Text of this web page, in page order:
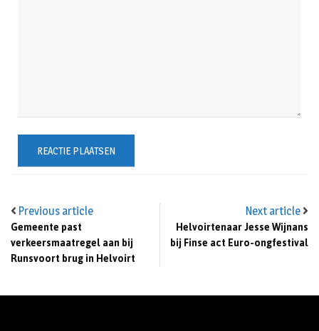
Previous article
Gemeente past
verkeersmaatregel aan bij
Runsvoort brug in Helvoirt
Next article
Helvoirtenaar Jesse Wijnans
bij Finse act Euro-ongfestival